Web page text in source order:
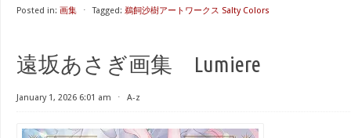
Posted in: 画集 ⋅ Tagged: 鵜飼沙樹アートワークス Salty Colors
遠坂あさぎ画集 Lumiere
January 1, 2026 6:01 am ⋅ A-z